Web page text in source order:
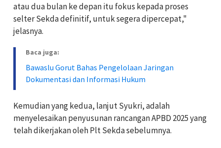
atau dua bulan ke depan itu fokus kepada proses
selter Sekda definitif, untuk segera dipercepat,"
jelasnya.
Baca juga:
Bawaslu Gorut Bahas Pengelolaan Jaringan
Dokumentasi dan Informasi Hukum
Kemudian yang kedua, lanjut Syukri, adalah
menyelesaikan penyusunan rancangan APBD 2025 yang
telah dikerjakan oleh Plt Sekda sebelumnya.